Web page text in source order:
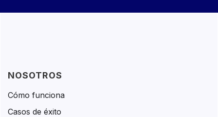
NOSOTROS
Cómo funciona
Casos de éxito